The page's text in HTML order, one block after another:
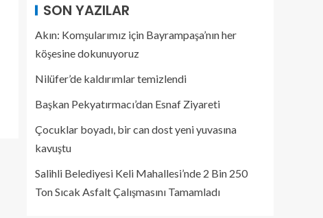
SON YAZILAR
Akın: Komşularımız için Bayrampaşa’nın her
köşesine dokunuyoruz
Nilüfer’de kaldırımlar temizlendi
Başkan Pekyatırmacı’dan Esnaf Ziyareti
Çocuklar boyadı, bir can dost yeni yuvasına
kavuştu
Salihli Belediyesi Keli Mahallesi’nde 2 Bin 250
Ton Sıcak Asfalt Çalışmasını Tamamladı